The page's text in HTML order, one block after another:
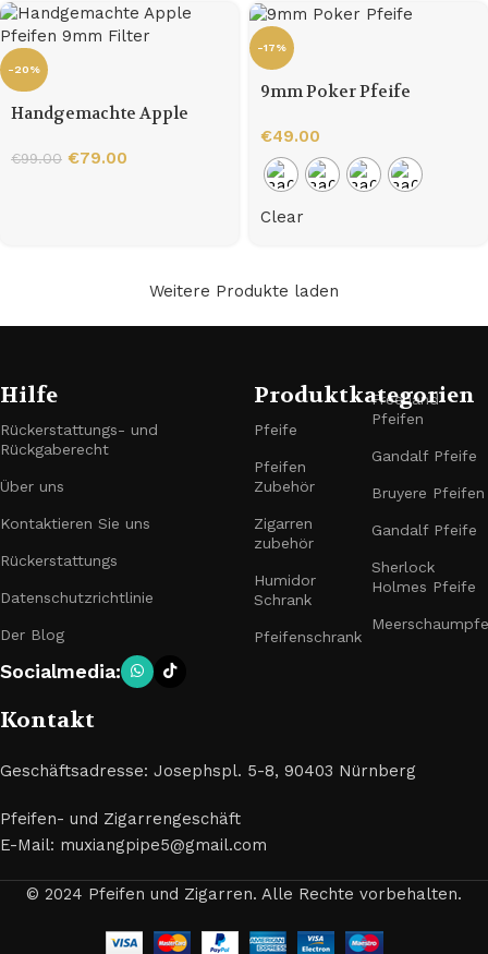
-20%
Handgemachte Apple
€99.00 €79.00
-17%
9mm Poker Pfeife
€49.00
Clear
Weitere Produkte laden
Hilfe
Rückerstattungs- und
Rückgaberecht
Über uns
Kontaktieren Sie uns
Rückerstattungs
Datenschutzrichtlinie
Der Blog
Produktkategorien
Pfeife
Pfeifen
Zubehör
Zigarren
zubehör
Humidor
Schrank
Pfeifenschrank
Freehand-
Pfeifen
Gandalf Pfeife
Bruyere Pfeifen
Gandalf Pfeife
Sherlock
Holmes Pfeife
Socialmedia:
Kontakt
Geschäftsadresse: Josephspl. 5-8, 90403 Nürnberg
Pfeifen- und Zigarrengeschäft
E-Mail: muxiangpipe5@gmail.com
© 2024 Pfeifen und Zigarren. Alle Rechte vorbehalten.